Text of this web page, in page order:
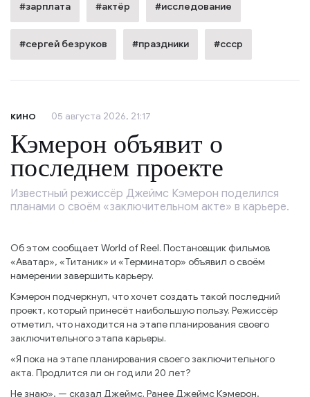
#зарплата #актёр #исследование
#сергей безруков #праздники #ссср
КИНО 05 августа 2026, 21:17
Кэмерон объявит о
последнем проекте
Известный режиссёр Джеймс Кэмерон поделился
планами о своём «заключительном акте» в карьере.
Об этом сообщает World of Reel. Постановщик фильмов
«Аватар», «Титаник» и «Терминатор» объявил о своём
намерении завершить карьеру.
Кэмерон подчеркнул, что хочет создать такой последний
проект, который принесёт наибольшую пользу. Режиссёр
отметил, что находится на этапе планирования своего
заключительного этапа карьеры.
«Я пока на этапе планирования своего заключительного
акта. Продлится ли он год или 20 лет?
Не знаю», — сказал Джеймс. Ранее Джеймс Кэмерон,